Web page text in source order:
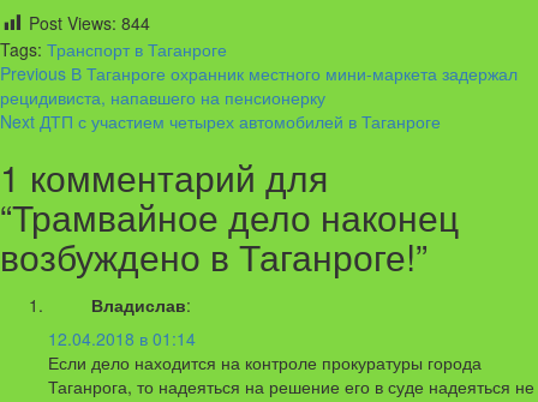
Post Views: 844
Tags: Транспорт в Таганроге
Continue
Reading
Previous В Таганроге охранник местного мини-маркета задержал
рецидивиста, напавшего на пенсионерку
Next ДТП с участием четырех автомобилей в Таганроге
1 комментарий для
“Трамвайное дело наконец
возбуждено в Таганроге!”
Владислав:
12.04.2018 в 01:14
Если дело находится на контроле прокуратуры города
Таганрога, то надеяться на решение его в суде надеяться не